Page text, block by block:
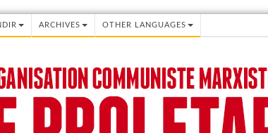
ARCHIVES OTHER LANGUAGES